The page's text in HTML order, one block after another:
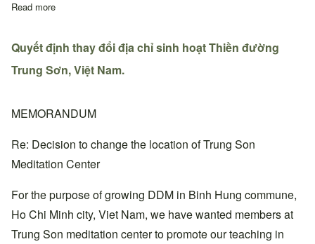
Read more
Quyết định thay đổi địa chỉ sinh hoạt Thiền đường
Trung Sơn, Việt Nam.
MEMORANDUM
Re: Decision to change the location of Trung Son
Meditation Center
For the purpose of growing DDM in Binh Hung commune,
Ho Chi Minh city, Viet Nam, we have wanted members at
Trung Son meditation center to promote our teaching in